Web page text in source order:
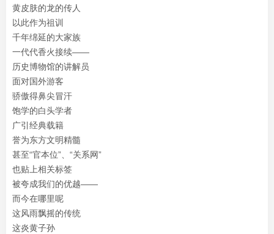
黄皮肤的龙的传人
以此作为祖训
千年绵延的大家族
一代代香火接续——
历史博物馆的讲解员
面对国外游客
骄傲得鼻尖冒汗
饱学的白头学者
广引经典载籍
誉为东方文明精髓
甚至“官本位”、“关系网”
也贴上相关标签
被夸成我们的优越——
而今在哪里呢
这风雨飘摇的传统
这炎黄子孙